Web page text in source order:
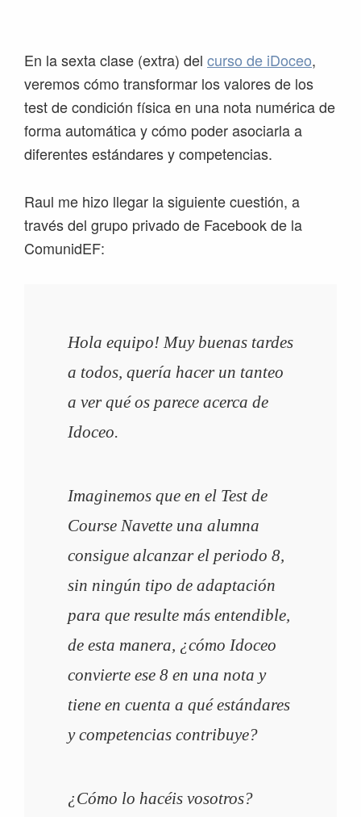
navegación
principal
contenido
principal
barra
lateral
principal
página
En la sexta clase (extra) del curso de iDoceo,
veremos cómo transformar los valores de los
test de condición física en una nota numérica de
forma automática y cómo poder asociarla a
diferentes estándares y competencias.
Raul me hizo llegar la siguiente cuestión, a
través del grupo privado de Facebook de la
ComunidEF:
Hola equipo! Muy buenas tardes
a todos, quería hacer un tanteo
a ver qué os parece acerca de
Idoceo.
Imaginemos que en el Test de
Course Navette una alumna
consigue alcanzar el periodo 8,
sin ningún tipo de adaptación
para que resulte más entendible,
de esta manera, ¿cómo Idoceo
convierte ese 8 en una nota y
tiene en cuenta a qué estándares
y competencias contribuye?
¿Cómo lo hacéis vosotros?